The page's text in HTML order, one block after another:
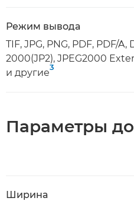
Режим вывода
TIF, JPG, PNG, PDF, PDF/A,
2000(JP2), JPEG2000
и другие
3
Параметры
Ширина